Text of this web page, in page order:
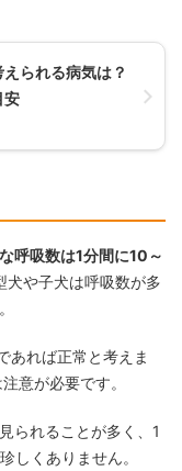
られる病気は？
安
呼吸数は1分間に10～
犬や子犬は呼吸数が多
あれば正常と考えま
意が必要です。
られることが多く、1
しくありません。